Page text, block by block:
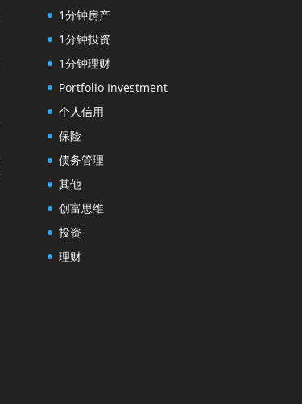
1分钟房产
1分钟投资
1分钟理财
Portfolio Investment
个人信用
保险
债务管理
其他
创富思维
投资
理财